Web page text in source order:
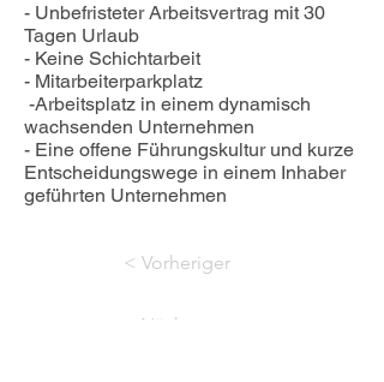
- Unbefristeter Arbeitsvertrag mit 30
Tagen Urlaub
- Keine Schichtarbeit
- Mitarbeiterparkplatz
-Arbeitsplatz in einem dynamisch
wachsenden Unternehmen
- Eine offene Führungskultur und kurze
Entscheidungswege in einem Inhaber
geführten Unternehmen
< Vorheriger
Nächster >